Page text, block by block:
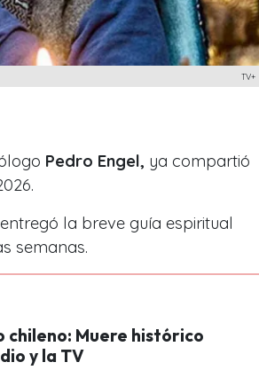
TV+
Pedro Engel, ya compartió
la breve guía espiritual
semanas.
chileno: Muere histórico
y la TV